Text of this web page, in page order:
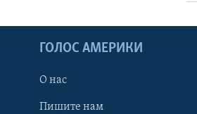
ГОЛОС АМЕРИКИ
О нас
Пишите нам